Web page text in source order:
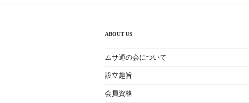
ョ
ン
ABOUT US
ムサ通の会について
設立趣旨
会員資格